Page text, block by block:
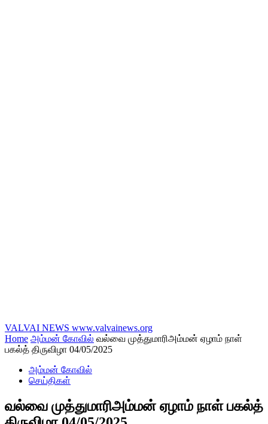
VALVAI NEWS www.valvainews.org
Home அம்மன் கோவில் வல்வை முத்துமாரிஅம்மன் ஏழாம் நாள்
பகல்த் திருவிழா 04/05/2025
அம்மன் கோவில்
செய்திகள்
வல்வை முத்துமாரிஅம்மன் ஏழாம் நாள் பகல்த்